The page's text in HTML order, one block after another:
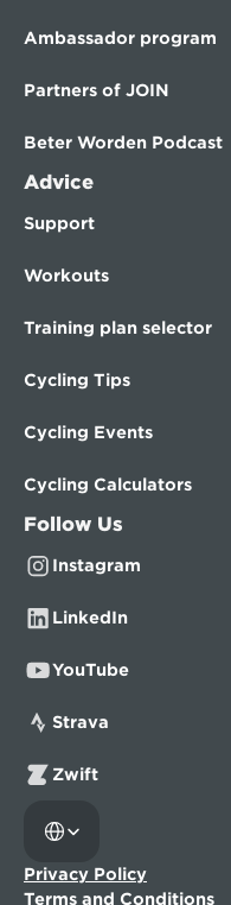
Ambassador program
Partners of JOIN
Beter Worden Podcast
Advice
Support
Workouts
Training plan selector
Cycling Tips
Cycling Events
Cycling Calculators
Follow Us
Instagram
LinkedIn
YouTube
Strava
Zwift
Privacy Policy
Terms and Conditions